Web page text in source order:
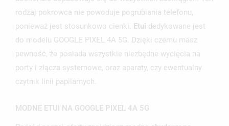
rodzaj pokrowca nie powoduje pogrubiania telefonu,
ponieważ jest stosunkowo cienki.
Etui dedykowane jest
do modelu GOOGLE PIXEL 4A 5G. Dzięki czemu masz
pewność, że posiada wszystkie niezbędne wycięcia na
porty i złącza systemowe, oraz aparaty, czy ewentualny
czytnik linii papilarnych.
MODNE ETUI NA GOOGLE PIXEL 4A 5G
UTWÓRZ LISTĘ ŻYCZEŃ
ZALOGUJ SIĘ